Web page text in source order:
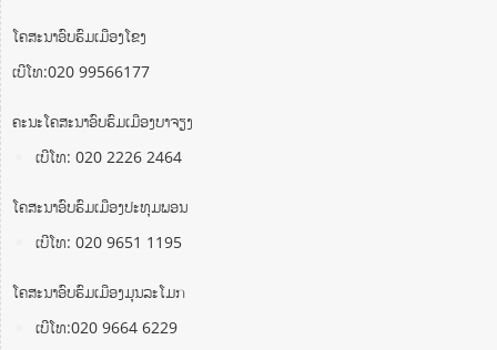
ໂຄສະນາອົບຮົມເມືອງໂຂງ
ເບີໂທ:020 99566177
ຄະນະໂຄສະນາອົບຮົມເມືອງບາຈຽງ
ເບີໂທ: 020 2226 2464
ໂຄສະນາອົບຮົມເມືອງປະທຸມພອນ
ເບີໂທ: 020 9651 1195
ໂຄສະນາອົບຮົມເມືອງມຸນລະໂມກ
ເບີໂທ:020 9664 6229